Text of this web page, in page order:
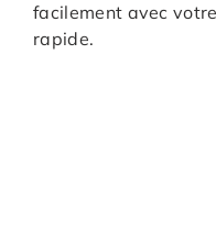
facilement avec
rapide.